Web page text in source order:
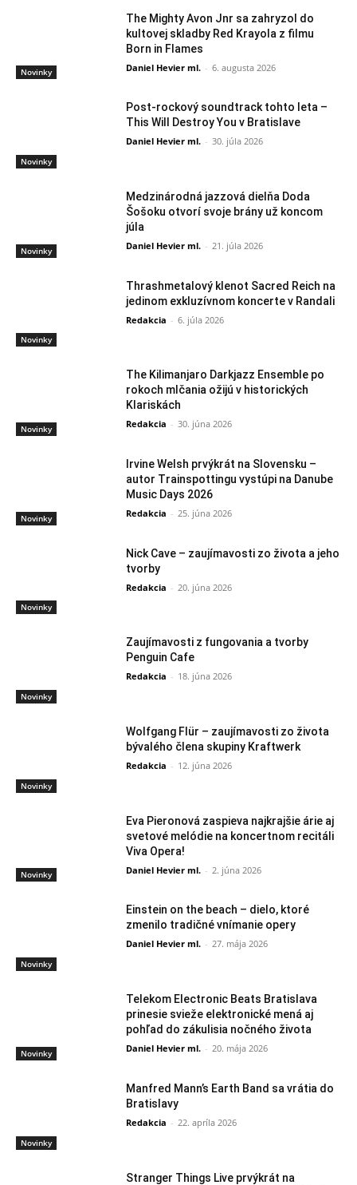
Novinky
The Mighty Avon Jnr sa zahryzol do
kultovej skladby Red Krayola z filmu
Born in Flames
Daniel Hevier ml. - 6. augusta 2026
Novinky
Post-rockový soundtrack tohto leta –
This Will Destroy You v Bratislave
Daniel Hevier ml. - 30. júla 2026
Novinky
Medzinárodná jazzová dielňa Doda
Šošoku otvorí svoje brány už koncom
júla
Daniel Hevier ml. - 21. júla 2026
Novinky
Thrashmetalový klenot Sacred Reich na
jedinom exkluzívnom koncerte v Randali
Redakcia - 6. júla 2026
Novinky
The Kilimanjaro Darkjazz Ensemble po
rokoch mlčania ožijú v historických
Klariskách
Redakcia - 30. júna 2026
Novinky
Irvine Welsh prvýkrát na Slovensku –
autor Trainspottingu vystúpi na Danube
Music Days 2026
Redakcia - 25. júna 2026
Novinky
Nick Cave – zaujímavosti zo života a jeho
tvorby
Redakcia - 20. júna 2026
Novinky
Zaujímavosti z fungovania a tvorby
Penguin Cafe
Redakcia - 18. júna 2026
Novinky
Wolfgang Flür – zaujímavosti zo života
bývalého člena skupiny Kraftwerk
Redakcia - 12. júna 2026
Novinky
Eva Pieronová zaspieva najkrajšie árie aj
svetové melódie na koncertnom recitáli
Viva Opera!
Daniel Hevier ml. - 2. júna 2026
Novinky
Einstein on the beach – dielo, ktoré
zmenilo tradičné vnímanie opery
Daniel Hevier ml. - 27. mája 2026
Novinky
Telekom Electronic Beats Bratislava
prinesie svieže elektronické mená aj
pohľad do zákulisia nočného života
Daniel Hevier ml. - 20. mája 2026
Novinky
Manfred Mann’s Earth Band sa vrátia do
Bratislavy
Redakcia - 22. apríla 2026
Stranger Things Live prvýkrát na